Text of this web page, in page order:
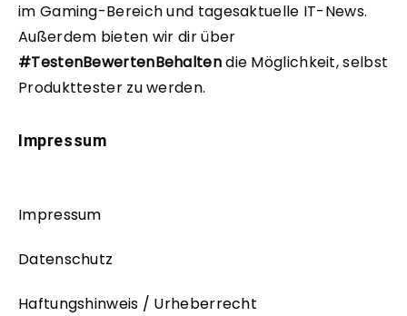
im Gaming-Bereich und tagesaktuelle IT-News.
Außerdem bieten wir dir über
#TestenBewertenBehaltendie Möglichkeit, selbst
Produkttester zu werden.
Impressum
Impressum
Datenschutz
Haftungshinweis / Urheberrecht